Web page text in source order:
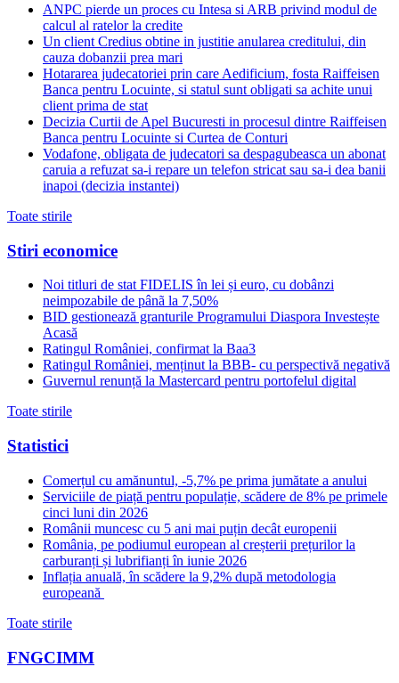
ANPC pierde un proces cu Intesa si ARB privind modul de
calcul al ratelor la credite
Un client Credius obtine in justitie anularea creditului, din
cauza dobanzii prea mari
Hotararea judecatoriei prin care Aedificium, fosta Raiffeisen
Banca pentru Locuinte, si statul sunt obligati sa achite unui
client prima de stat
Decizia Curtii de Apel Bucuresti in procesul dintre Raiffeisen
Banca pentru Locuinte si Curtea de Conturi
Vodafone, obligata de judecatori sa despagubeasca un abonat
caruia a refuzat sa-i repare un telefon stricat sau sa-i dea banii
inapoi (decizia instantei)
Toate stirile
Stiri economice
Noi titluri de stat FIDELIS în lei și euro, cu dobânzi
neimpozabile de pânã la 7,50%
BID gestionează granturile Programului Diaspora Investește
Acasă
Ratingul României, confirmat la Baa3
Ratingul României, menținut la BBB- cu perspectivă negativă
Guvernul renunță la Mastercard pentru portofelul digital
Toate stirile
Statistici
Comerțul cu amănuntul, -5,7% pe prima jumătate a anului
Serviciile de piață pentru populație, scădere de 8% pe primele
cinci luni din 2026
Românii muncesc cu 5 ani mai puțin decât europenii
România, pe podiumul european al creșterii prețurilor la
carburanți și lubrifianți în iunie 2026
Inflația anuală, în scădere la 9,2% după metodologia
europeană
Toate stirile
FNGCIMM